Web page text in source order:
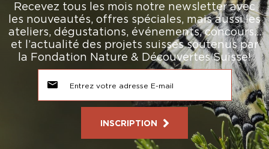
Recevez tous les mois notre newsletter avec
les nouveautés, offres spéciales, mais aussi les
ateliers, dégustations, événements, concours…
et l’actualité des projets suisses soutenus par
la Fondation Nature & Découvertes Suisse!
INSCRIPTION